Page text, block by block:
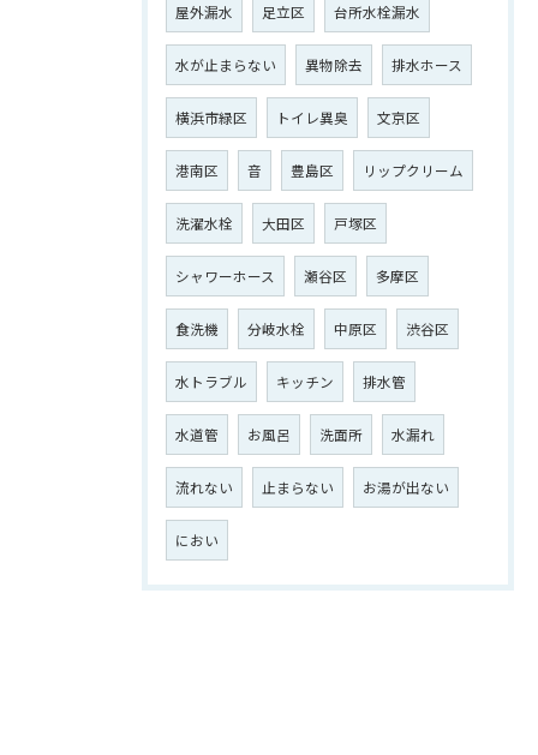
屋外漏水 足立区 台所水栓漏水
水が止まらない 異物除去 排水ホース
横浜市緑区 トイレ異臭 文京区
港南区 音 豊島区 リップクリーム
洗濯水栓 大田区 戸塚区
シャワーホース 瀬谷区 多摩区
食洗機 分岐水栓 中原区 渋谷区
水トラブル キッチン 排水管
水道管 お風呂 洗面所 水漏れ
流れない 止まらない お湯が出ない
におい